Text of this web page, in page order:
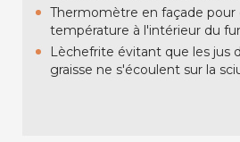
Thermomètre en façade pour
température à l'intérieur du
Lèchefrite évitant que les jus
graisse ne s'écoulent sur la